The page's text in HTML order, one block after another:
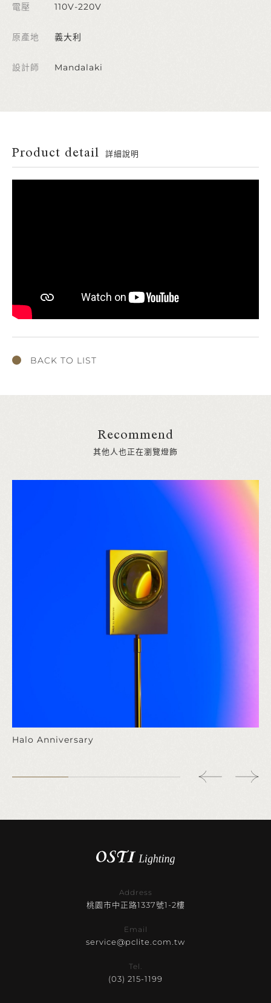
電壓 110V-220V
原產地 義大利
設計師 Mandalaki
Product detail 詳細說明
BACK TO LIST
Recommend
其他人也正在瀏覽燈飾
Halo Anniversary
Address
桃園市中正路1337號1-2樓
Email
service@pclite.com.tw
Tel.
(03) 215-1199